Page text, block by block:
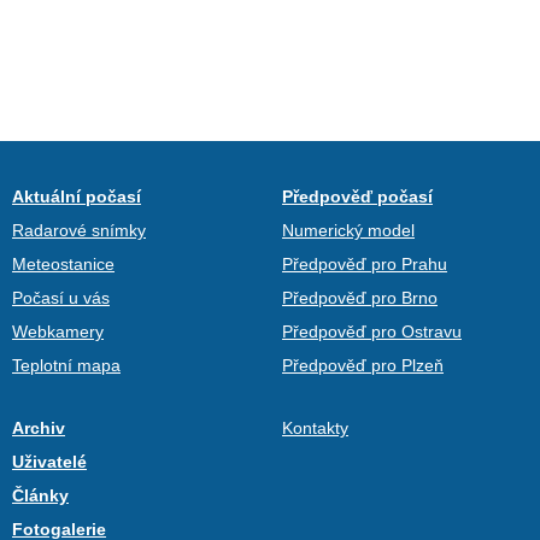
Aktuální počasí
Radarové snímky
Meteostanice
Počasí u vás
Webkamery
Teplotní mapa
Předpověď počasí
Numerický model
Předpověď pro Prahu
Předpověď pro Brno
Předpověď pro Ostravu
Předpověď pro Plzeň
Archiv
Uživatelé
Články
Fotogalerie
Kontakty